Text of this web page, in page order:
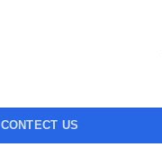
CONTECT US